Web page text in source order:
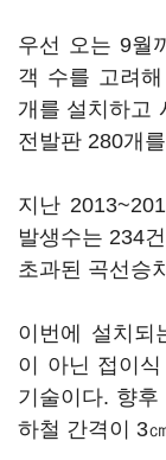
우선 오는 9월
객 수를 고려
개를 설치하고
전발판 280개
지난
발생수는 234
초과된 곡선승
이번에 설치되
이 아닌 접이
기술이다. 향후
하철 간격이 3